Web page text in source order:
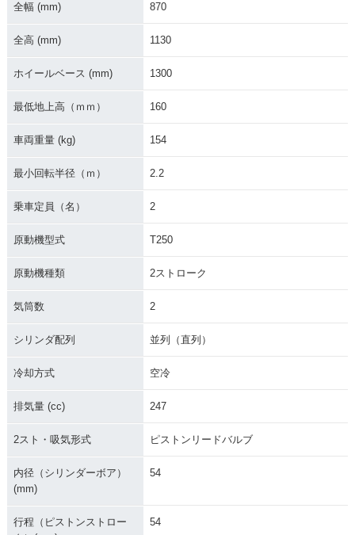
全幅 (mm) 870
全高 (mm) 1130
ホイールベース (mm) 1300
最低地上高（ｍｍ） 160
車両重量 (kg) 154
最小回転半径（ｍ） 2.2
乗車定員（名） 2
原動機型式 T250
原動機種類 2ストローク
気筒数 2
シリンダ配列 並列（直列）
冷却方式 空冷
排気量 (cc) 247
2スト・吸気形式 ピストンリードバルブ
内径（シリンダーボア）
(mm)
54
行程（ピストンストロー
54